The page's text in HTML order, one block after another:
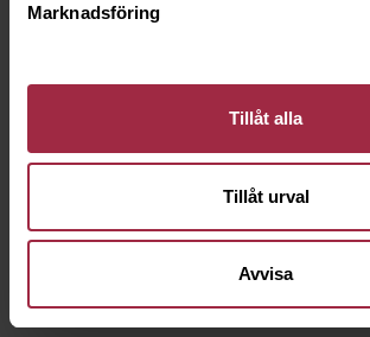
Marknadsföring
Tillåt alla
Tillåt urval
Avvisa